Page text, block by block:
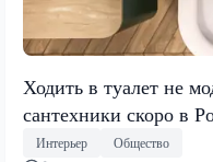
Ходить в туалет не
сантехники скоро в
Интерьер Общество